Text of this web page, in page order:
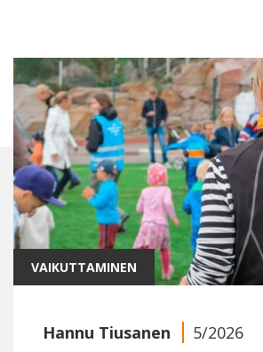
VAIKUTTAMINEN
Hannu Tiusanen 5/2026